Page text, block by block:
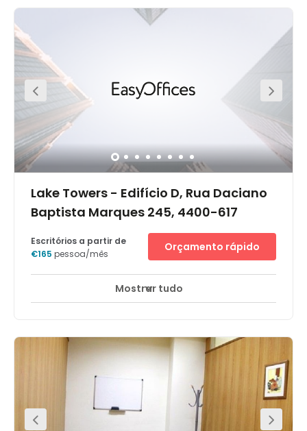
Lake Towers - Edifício D, Rua Daciano
Baptista Marques 245, 4400-617
Monitorização CCTV 24 horas Elevador
strategic location in the Arrábida area - where
companies from professional services to marketing are
surrounded by a stunning landscape.In the famous Lake
Towers, you'll be well-equipped with an on-site cafeteria
and restaurant - everything you need in one place. And
with a choice of hotels and a commercial shopping
centre close by, you don't have to go far for all your
essential amenities.
Escritórios a partir de
€165 pessoa/mês
Orçamento rápido
Mostrar tudo